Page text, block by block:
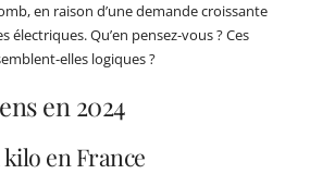
en raison d’une demande croissante
électriques. Qu’en pensez-vous ? Ces
elles logiques ?
en 2024
en France